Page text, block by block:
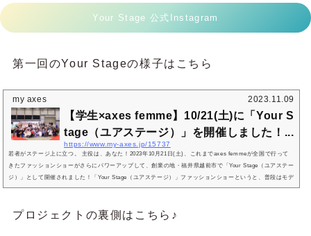
Your Stage 公式Instagram
第一回のYour Stageの様子はこちら
my axes 2023.11.09
【学生×axes femme】10/21(土)に「Your S
tage（ユアステージ）」を開催しました！...
https://www.my-axes.jp/15737
若者がステージ上に立つ。 主役は、あなた！2023年10月21日(土)、これまでaxes femmeが全国で行って
きたファッションショーがさらにパワーアップして、創業の地・福井県越前市で「Your Stage（ユアステー
ジ）」として開催されました！「Your Stage（ユアステージ）」ファッションショーというと、普段はモデ
ルさんにしかスポットライトは当たりません。しかし、今回のイベントでは、「スポットライトの外にい
く、主役はあなただよ！」と...
プロジェクトの裏側はこちら♪